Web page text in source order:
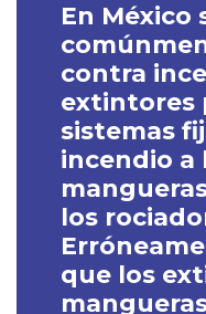
En México
contra
extintores
sistemas
incendio a
los
que los